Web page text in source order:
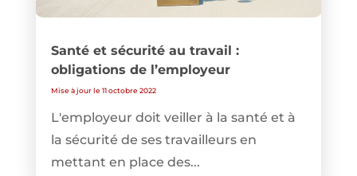
Santé et sécurité au travail :
obligations de l’employeur
Mise à jour le 11 octobre 2022
L'employeur doit veiller à la santé et à
la sécurité de ses travailleurs en
mettant en place des...